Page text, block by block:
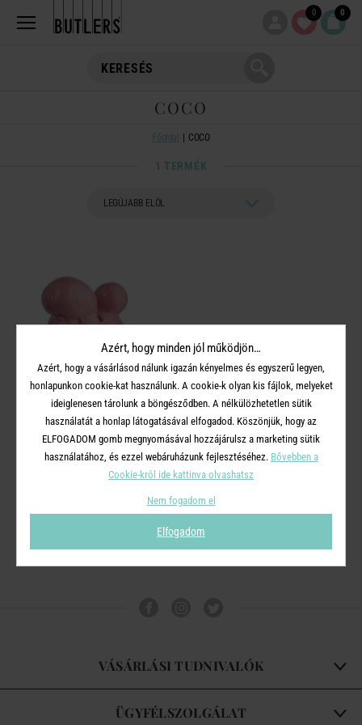
0 0
COCO
Főoldal COCO
1 TERMÉK
COCO
kerámia gyertyatartó ,
rózsazsin pudli
VÁSÁRLÁSI TUDNIVALÓK
ÜGYFÉLSZOLGÁLAT
Azért, hogy minden jól működjön…
Azért, hogy a vásárlásod nálunk igazán kényelmes és egyszerű legyen,
honlapunkon cookie-kat használunk. A cookie-k olyan kis fájlok, melyeket
ideiglenesen tárolunk a böngésződben. A nélkülözhetetlen sütik
használatát a honlap látogatásával elfogadod. Köszönjük, hogy az
ELFOGADOM gomb megnyomásával hozzájárulsz a marketing sütik
használatához, és ezzel webáruházunk fejlesztéséhez. Bővebben a
Cookie-król ide kattinva olvashatsz
Nem fogadom el
Elfogadom